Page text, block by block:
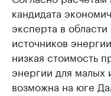
кандидата
эксперта в
источников
низкая стоимость
энергии для малых
возможна на юге